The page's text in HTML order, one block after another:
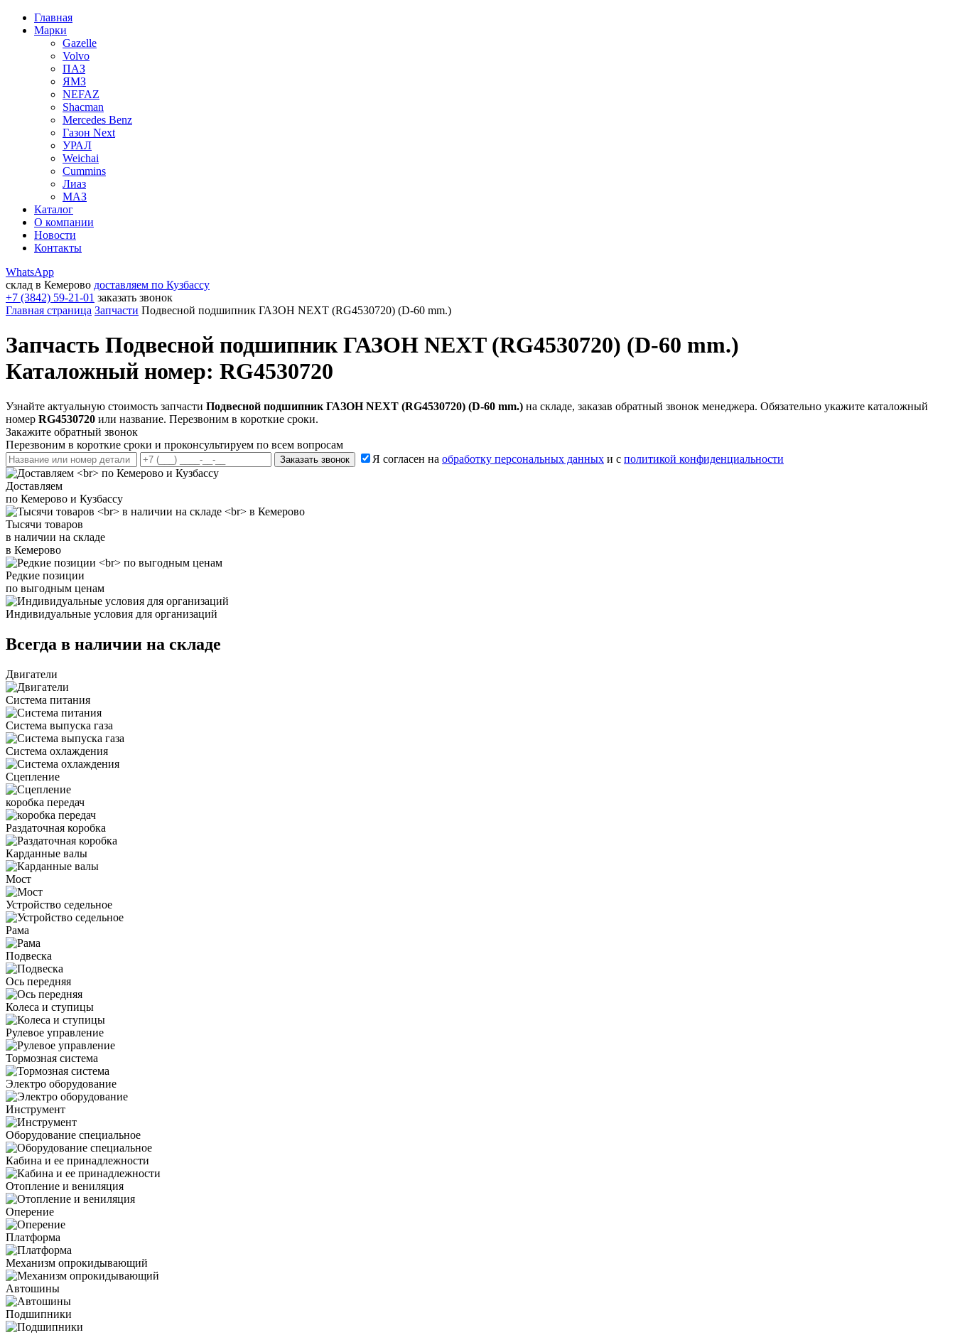
Главная
Марки
Gazelle
Volvo
ПАЗ
ЯМЗ
NEFAZ
Shacman
Mercedes Benz
Газон Next
УРАЛ
Weichai
Cummins
Лиаз
МАЗ
Каталог
О компании
Новости
Контакты
WhatsApp
склад в Кемерово доставляем по Кузбассу
+7 (3842) 59-21-01 заказать звонок
Главная страница Запчасти Подвесной подшипник ГАЗОН NEXT (RG4530720) (D-60 mm.)
Запчасть Подвесной подшипник ГАЗОН NEXT (RG4530720) (D-60 mm.)
Каталожный номер: RG4530720
Узнайте актуальную стоимость запчасти Подвесной подшипник ГАЗОН NEXT (RG4530720) (D-60 mm.) на складе, заказав обратный звонок менеджера. Обязательно укажите каталожный
номер RG4530720 или название. Перезвоним в короткие сроки.
Закажите обратный звонок
Перезвоним в короткие сроки и проконсультируем по всем вопросам
Заказать звонок Я согласен на обработку персональных данных и с политикой конфиденциальности
Доставляем
по Кемерово и Кузбассу
Тысячи товаров
в наличии на складе
в Кемерово
Редкие позиции
по выгодным ценам
Индивидуальные условия для организаций
Всегда в наличии на складе
Двигатели
Система питания
Система выпуска газа
Система охлаждения
Сцепление
коробка передач
Раздаточная коробка
Карданные валы
Мост
Устройство седельное
Рама
Подвеска
Ось передняя
Колеса и ступицы
Рулевое управление
Тормозная система
Электро оборудование
Инструмент
Оборудование специальное
Кабина и ее принадлежности
Отопление и вениляция
Оперение
Платформа
Механизм опрокидывающий
Автошины
Подшипники